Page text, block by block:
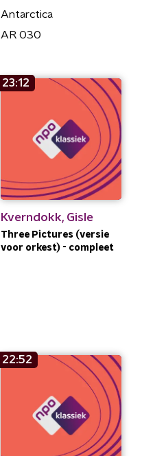
Antarctica
AR 030
23:12
Kverndokk, Gisle
Three Pictures (versie
voor orkest) - compleet
22:52